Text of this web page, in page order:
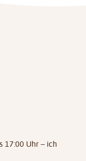
17:00 Uhr – ich